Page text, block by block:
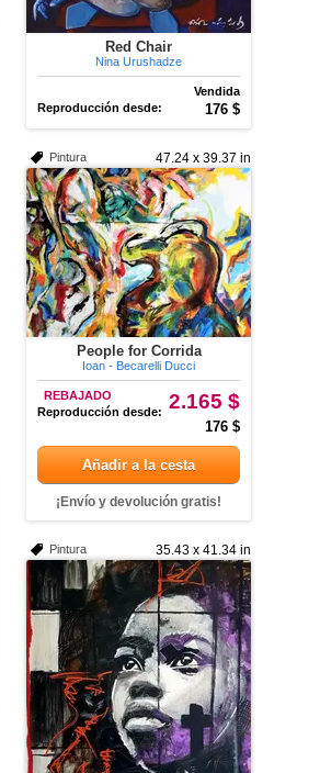
Red Chair
Nina Urushadze
Vendida
Reproducción desde:
176 $
47.24 x 39.37 in
Pintura
People for Corrida
Ioan - Becarelli Ducci
2.165 $
REBAJADO
Reproducción desde:
176 $
Añadir a la cesta
¡Envío y devolución gratis!
35.43 x 41.34 in
Pintura